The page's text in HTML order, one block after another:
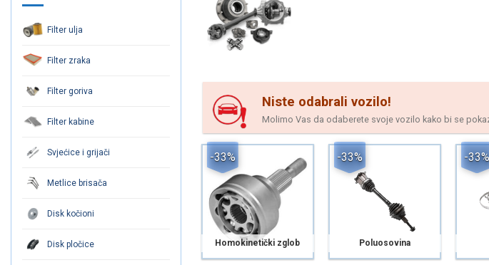
Filter ulja
Filter zraka
Filter goriva
Filter kabine
Svjećice i grijači
Metlice brisača
Disk kočioni
Disk pločice
Niste odabrali vozilo!
Molimo Vas da odaberete svoje vozilo kako bi se
Homokinetički zglob
-33%
Poluosovina
-33% -33%